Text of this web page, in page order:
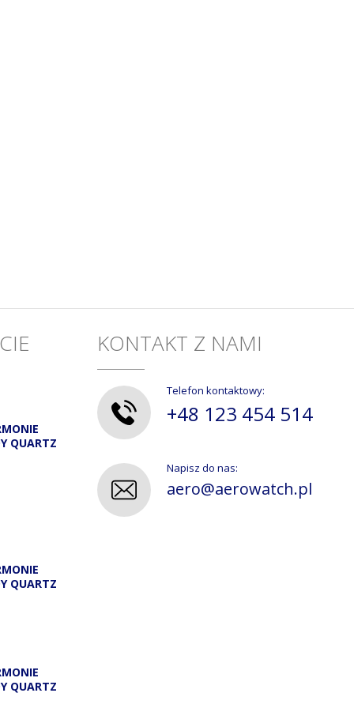
QUARTZ
QUARTZ
QUARTZ
KONTAKT Z NAMI
Telefon kontaktowy:
+48 123 454 514
Napisz do nas:
aero@aerowatch.pl